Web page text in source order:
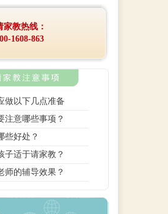
家教热线：
1608-863
做以下几点准备
注意哪些事项？
些好处？
子适于请家教？
师的辅导效果？